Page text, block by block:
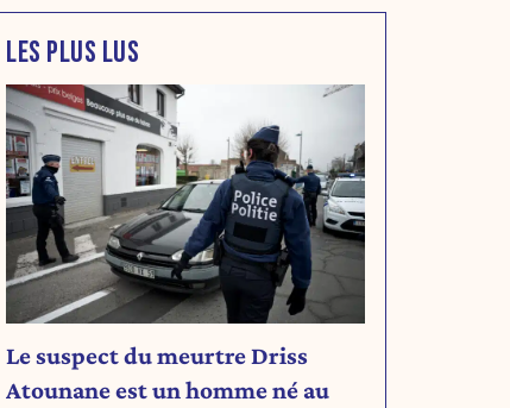
LES PLUS LUS
Le suspect du meurtre Driss
Atounane est un homme né au